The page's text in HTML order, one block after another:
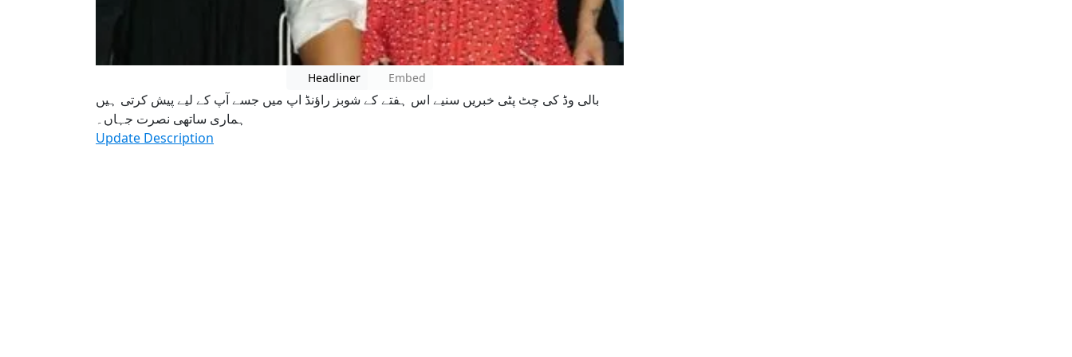
Headliner Embed
بالی وڈ کی چٹ پٹی خبریں سنیے اس ہفتے کے شوبز راؤنڈ اپ میں جسے آپ کے لیے پیش کرتی ہیں
Update Description